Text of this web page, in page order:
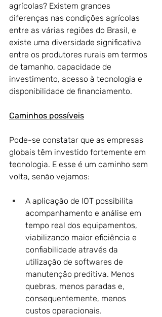
agrícolas? Existem grandes
diferenças nas condições agrícolas
entre as várias regiões do Brasil, e
existe uma diversidade significativa
entre os produtores rurais em termos
de tamanho, capacidade de
investimento, acesso à tecnologia e
disponibilidade de financiamento.
Caminhos possíveis
Pode-se constatar que as empresas
globais têm investido fortemente em
tecnologia. E esse é um caminho sem
volta, senão vejamos:
A aplicação de IOT possibilita
acompanhamento e análise em
tempo real dos equipamentos,
viabilizando maior eficiência e
confiabilidade através da
utilização de softwares de
manutenção preditiva. Menos
quebras, menos paradas e,
consequentemente, menos
custos operacionais.